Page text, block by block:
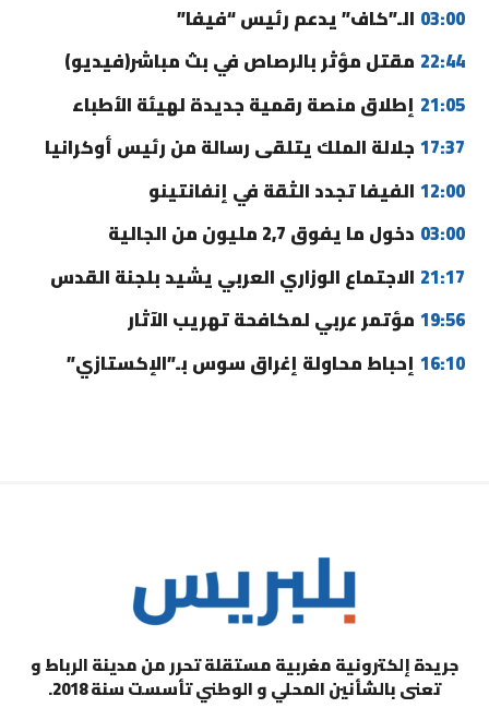
03:00 الـ”كاف” يدعم رئيس “فيفا”
22:44 مقتل مؤثر بالرصاص في بث مباشر(فيديو)
21:05 إطلاق منصة رقمية جديدة لهيئة الأطباء
17:37 جلالة الملك يتلقى رسالة من رئيس أوكرانيا
12:00 الفيفا تجدد الثقة في إنفانتينو
03:00 دخول ما يفوق 2,7 مليون من الجالية
21:17 الاجتماع الوزاري العربي يشيد بلجنة القدس
19:56 مؤتمر عربي لمكافحة تهريب الآثار
16:10 إحباط محاولة إغراق سوس بـ”الإكستازي”
جريدة إلكترونية مغربية مستقلة تحرر من مدينة الرباط و
تعنى بالشأنين المحلي و الوطني تأسست سنة 2018.